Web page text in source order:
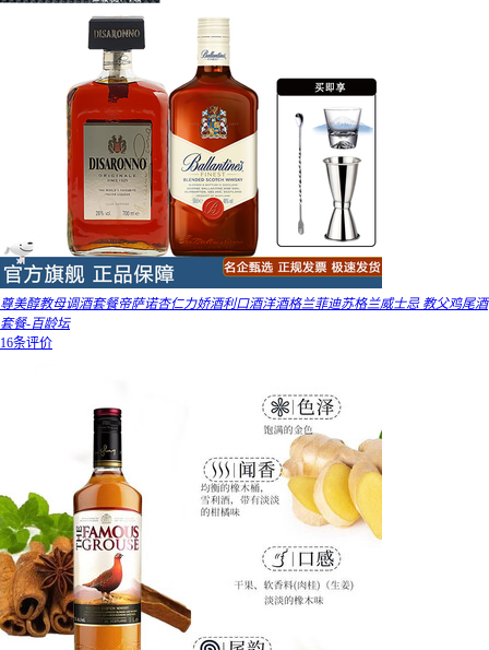
尊美醇教母调酒套餐帝萨诺杏仁力娇酒利口酒洋酒格兰菲迪苏格兰威士忌 教父鸡尾酒
套餐-百龄坛
16条评价